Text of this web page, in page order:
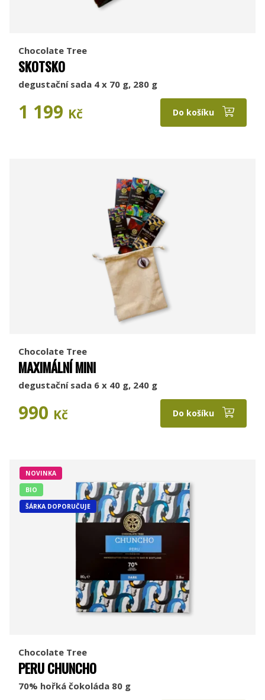
Chocolate Tree
SKOTSKO
degustační sada 4 x 70 g, 280 g
1 199 Kč Do košíku
Chocolate Tree
MAXIMÁLNÍ MINI
degustační sada 6 x 40 g, 240 g
990 Kč Do košíku
NOVINKA
BIO
ŠÁRKA DOPORUČUJE
Chocolate Tree
PERU CHUNCHO
70% hořká čokoláda 80 g